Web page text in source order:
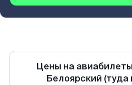
Цены на авиабилеты
Белоярский (туда